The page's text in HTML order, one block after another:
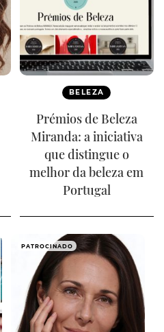
BELEZA
Prémios de Beleza
Miranda: a iniciativa
que distingue o
melhor da beleza em
Portugal
PATROCINADO